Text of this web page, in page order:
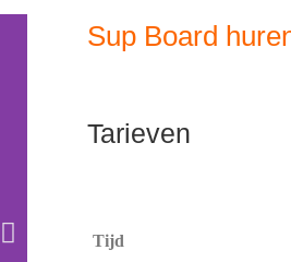
Sup Board
Tarieven
Tijd